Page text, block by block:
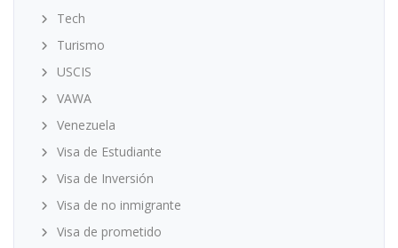
Tech
Turismo
USCIS
VAWA
Venezuela
Visa de Estudiante
Visa de Inversión
Visa de no inmigrante
Visa de prometido